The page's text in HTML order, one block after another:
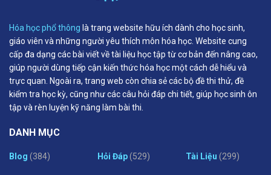
Hóa học phổ thông là trang website hữu ích dành cho học sinh,
giáo viên và những người yêu thích môn hóa học. Website cung
cấp đa dạng các bài viết về tài liệu học tập từ cơ bản đến nâng cao,
giúp người dùng tiếp cận kiến thức hóa học một cách dễ hiểu và
trực quan. Ngoài ra, trang web còn chia sẻ các bộ đề thi thử, đề
kiểm tra học kỳ, cũng như các câu hỏi đáp chi tiết, giúp học sinh ôn
tập và rèn luyện kỹ năng làm bài thi.
DANH MỤC
Blog (384) Hỏi Đáp(529) Tài Liệu (299)